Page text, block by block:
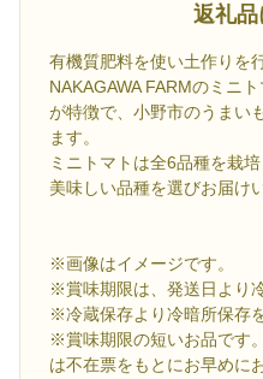
返礼品
有機質肥料を使い土作りを
NAKAGAWA FARMのミニ
が特徴で、小野市のうまい
ます。
ミニトマトは全6品種を栽
美味しい品種を選びお届け
※画像はイメージです。
※賞味期限は、発送日より
※冷蔵保存より冷暗所保存
※賞味期限の短いお品です
は不在票をもとにお早めに